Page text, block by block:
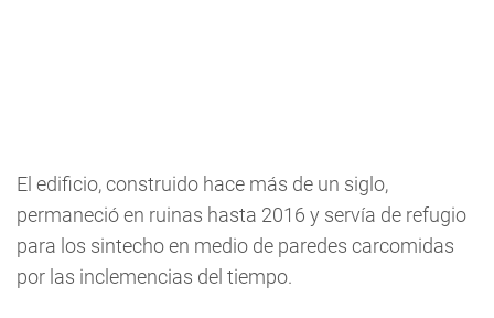
El edificio, construido hace más de un siglo,
permaneció en ruinas hasta 2016 y servía de refugio
para los sintecho en medio de paredes carcomidas
por las inclemencias del tiempo.